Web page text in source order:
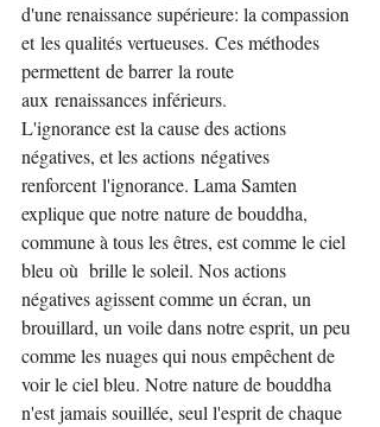
d'une renaissance supérieure: la compassion
et les qualités vertueuses. Ces méthodes
permettent de barrer la route
aux renaissances inférieurs.
L'ignorance est la cause des actions
négatives, et les actions négatives
renforcent l'ignorance. Lama Samten
explique que notre nature de bouddha,
commune à tous les êtres, est comme le ciel
bleu où  brille le soleil. Nos actions
négatives agissent comme un écran, un
brouillard, un voile dans notre esprit, un peu
comme les nuages qui nous empêchent de
voir le ciel bleu. Notre nature de bouddha
n'est jamais souillée, seul l'esprit de chaque